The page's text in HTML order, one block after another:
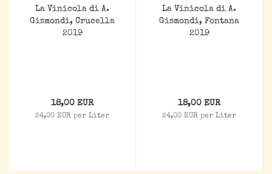
La Vinicola di A.
Gismondi, Crucella
2019
18,00 EUR
24,00 EUR per Liter
La Vinicola di A.
Gismondi, Fontana
2019
18,00 EUR
24,00 EUR per Liter